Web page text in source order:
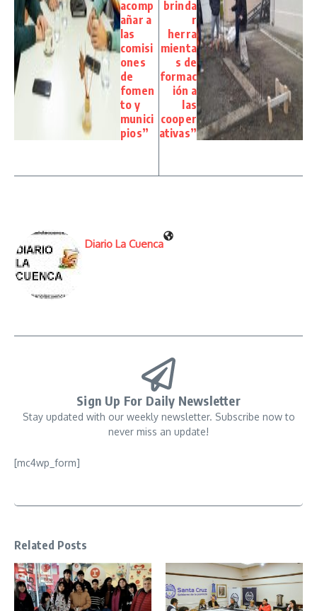
acomp
añar a
las
comisi
ones
de
fomen
to y
munici
pios”
brinda
r
herra
mienta
s de
formac
ión a
las
cooper
ativas”
Diario La Cuenca
Sign Up For Daily Newsletter
Stay updated with our weekly newsletter. Subscribe now to
never miss an update!
[mc4wp_form]
Related Posts